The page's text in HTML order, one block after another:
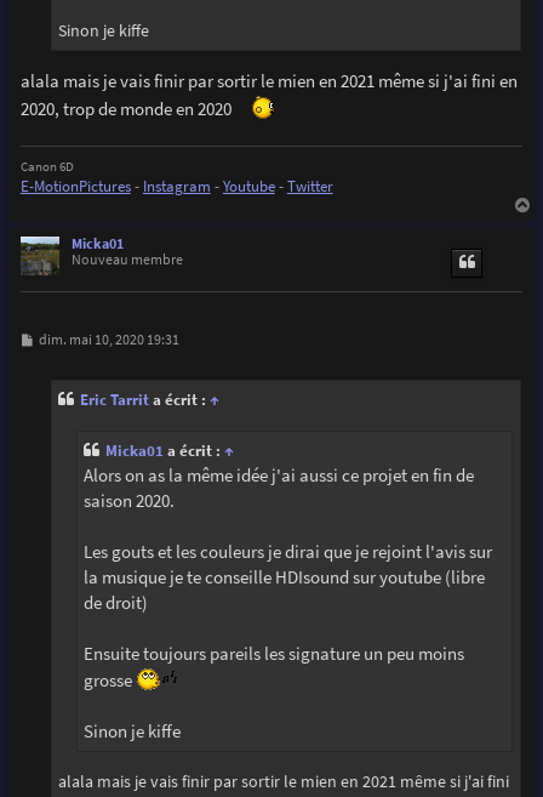
Sinon je kiffe
alala mais je vais finir par sortir le mien en 2021 même si j'ai fini en
2020, trop de monde en 2020
Canon 6D
E-MotionPictures- Instagram -Youtube-Twitter
Micka01
Nouveau membre
M
dim. mai 10, 2020 19:31
Eric Tarrita écrit : ↑
Micka01a écrit : ↑
Alors on as la même idée j'ai aussi ce projet en fin de
saison 2020.
Les gouts et les couleurs je dirai que je rejoint l'avis sur
la musique je te conseille HDIsound sur youtube (libre
de droit)
Ensuite toujours pareils les signature un peu moins
grosse
Sinon je kiffe
alala mais je vais finir par sortir le mien en 2021 même si j'ai fini